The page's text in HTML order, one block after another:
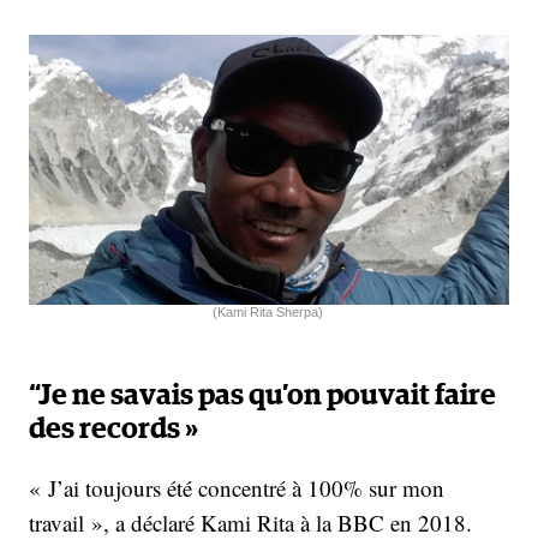
(Kami Rita Sherpa)
“Je ne savais pas qu’on pouvait faire
des records »
« J’ai toujours été concentré à 100% sur mon
travail », a déclaré Kami Rita à la BBC en 2018.